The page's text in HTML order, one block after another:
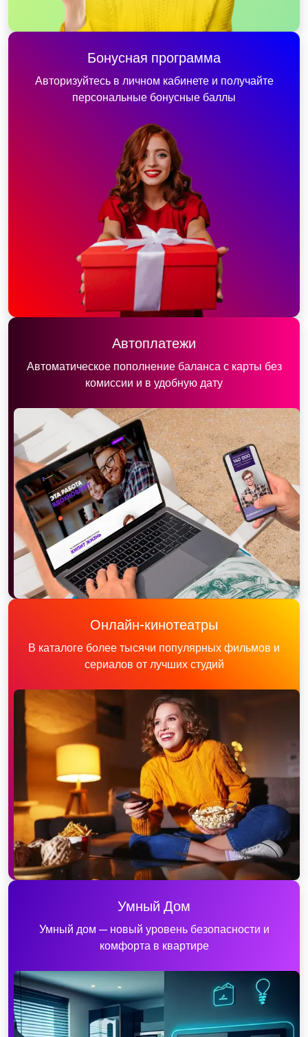
Бонусная программа
Авторизуйтесь в личном кабинете и получайте
персональные бонусные баллы
Автоплатежи
Автоматическое пополнение баланса с карты без
комиссии и в удобную дату
Онлайн-кинотеатры
В каталоге более тысячи популярных фильмов и
сериалов от лучших студий
Умный Дом
Умный дом — новый уровень безопасности и
комфорта в квартире